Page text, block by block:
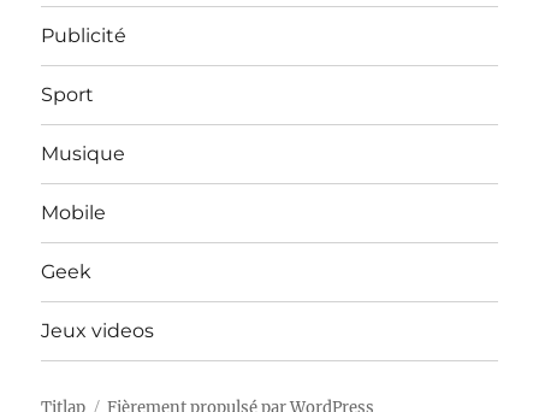
Publicité
Sport
Musique
Mobile
Geek
Jeux videos
Titlap Fièrement propulsé par WordPress